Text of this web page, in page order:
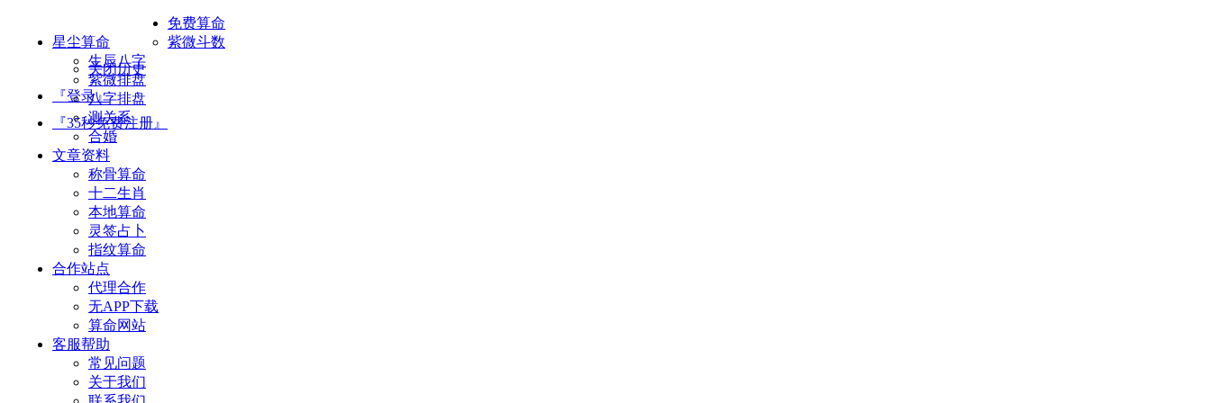
星尘算命
关闭历史
『登录』
『35秒免费注册』
免费算命
紫微斗数
生辰八字
紫微排盘
八字排盘
测关系
合婚
文章资料
称骨算命
十二生肖
本地算命
灵签占卜
指纹算命
合作站点
代理合作
无APP下载
算命网站
客服帮助
常见问题
关于我们